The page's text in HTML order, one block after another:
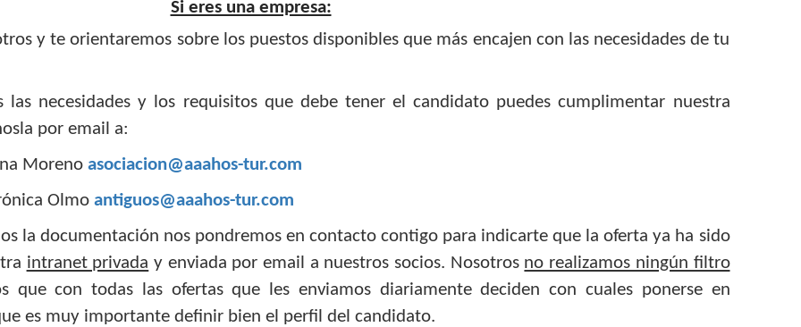
Si eres una empresa:
y te orientaremos sobre los puestos disponibles que más encajen con las necesidades de tu
las necesidades y los requisitos que debe tener el candidato puedes cumplimentar nuestra
por email a:
Moreno asociacion@aaahos-tur.com
Olmo antiguos@aaahos-tur.com
la documentación nos pondremos en contacto contigo para indicarte que la oferta ya ha sido
intranet privada y enviada por email a nuestros socios. Nosotros no realizamos ningún filtro
que con todas las ofertas que les enviamos diariamente deciden con cuales ponerse en
es muy importante definir bien el perfil del candidato.